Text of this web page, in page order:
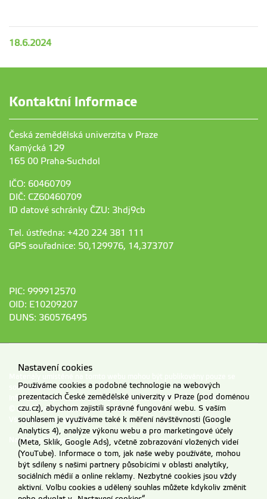
18.6.2024
Kontaktní informace
Česká zemědělská univerzita v Praze
Kamýcká 129
165 00 Praha-Suchdol
IČO: 60460709
DIČ: CZ60460709
ID datové schránky ČZU: 3hdj9cb
Tel. ústředna: +420 224 381 111
GPS souřadnice: 50,129976, 14,373707
PIC: 999912570
OID: E10209207
DUNS: 360576495
souhlasem ČZU.
Informace o zpracování a ochraně osobních údajů na ČZU v Praze.
© 2026 Česká zemědělská univerzita v Praze
Všechna práva vyhrazena
Nastavení cookies
Nastavení cookies
Používáme cookies a podobné technologie na webových
prezentacích České zemědělské univerzity v Praze (pod doménou
czu.cz), abychom zajistili správné fungování webu. S vaším
souhlasem je využíváme také k měření návštěvnosti (Google
Analytics 4), analýze výkonu webu a pro marketingové účely
(Meta, Sklik, Google Ads), včetně zobrazování vložených videí
(YouTube). Informace o tom, jak naše weby používáte, mohou
být sdíleny s našimi partnery působícími v oblasti analytiky,
sociálních médií a online reklamy. Nezbytné cookies jsou vždy
aktivní. Volbu cookies a udělený souhlas můžete kdykoliv změnit